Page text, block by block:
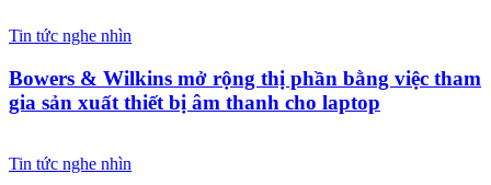
Tin tức nghe nhìn
Bowers & Wilkins mở rộng thị phần bằng việc tham
gia sản xuất thiết bị âm thanh cho laptop
Tin tức nghe nhìn